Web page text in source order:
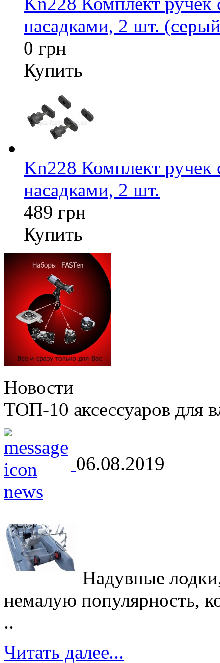
насадками, 2 шт.
0 грн
Купить
Kn228 Комплект
насадками, 2 шт.
489 грн
Купить
Новости
ТОП-10 аксессуаров для
06.08.2019
Надувные
немалую популярность,
..
Читать далее...